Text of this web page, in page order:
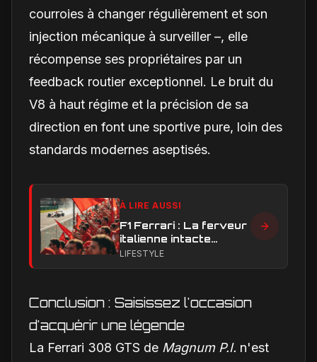
courroies à changer régulièrement et son
injection mécanique à surveiller –, elle
récompense ses propriétaires par un
feedback routier exceptionnel. Le bruit du
V8 à haut régime et la précision de sa
direction en font une sportive pure, loin des
standards modernes aseptisés.
À LIRE AUSSI
F1 Ferrari : La ferveur
italienne intacte
malgré les triomphes
en endurance
LIFESTYLE
Conclusion : Saisissez l'occasion
d'acquérir une légende
La Ferrari 308 GTS de Magnum P.I. n'est